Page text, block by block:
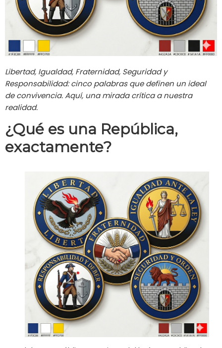
Libertad, Igualdad, Fraternidad, Seguridad y
Responsabilidad: cinco palabras que definen un ideal
de convivencia. Aquí, una mirada crítica a nuestra
realidad.
¿Qué es una República,
exactamente?